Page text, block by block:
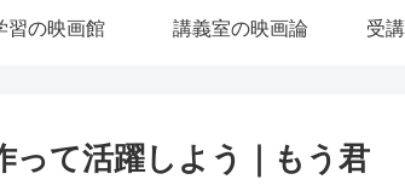
習の映画館 講義室の映画論 受
って活躍しよう｜もう君